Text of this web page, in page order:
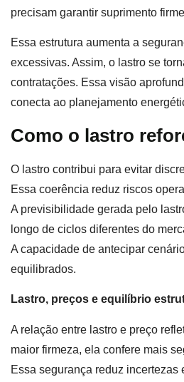
precisam garantir suprimento
Essa estrutura aumenta a
excessivas. Assim, o lastro se
contratações. Essa visão
conecta ao planejamento
Como o lastro
O lastro contribui para evitar
Essa coerência reduz riscos
A previsibilidade gerada pelo
longo de ciclos diferentes do
A capacidade de antecipar
equilibrados.
Lastro, preços e equilíbrio
A relação entre lastro e preço
maior firmeza, ela confere mais
Essa segurança reduz